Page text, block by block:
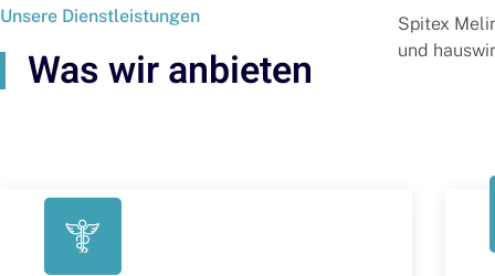
Unsere Dienstleistungen
Was wir anbieten
Spitex
und